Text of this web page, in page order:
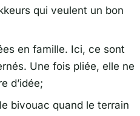
qui veulent un bon
en famille. Ici, ce sont
Une fois pliée, elle ne
d’idée;
bivouac quand le terrain